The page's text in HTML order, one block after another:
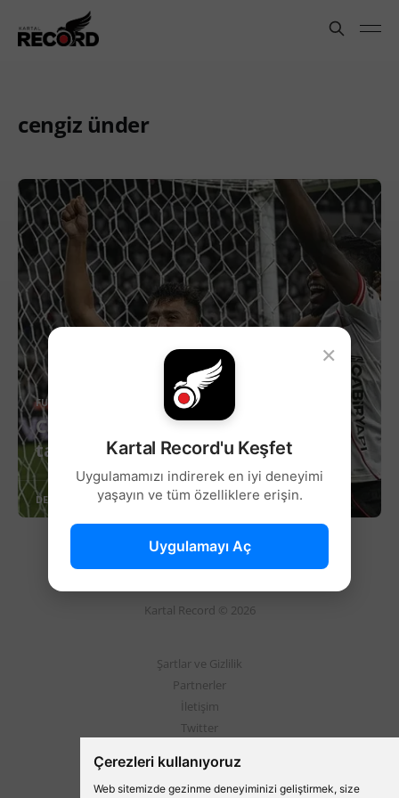
Çerezleri kullanıyoruz
Web sitemizde gezinme deneyiminizi geliştirmek, size
cengiz ünder
FUTBOL
Cengiz Ünder’den derbi öncesi flaş
talep!
DEVAMINI OKU
Kartal Record © 2026
Şartlar ve Gizlilik
Partnerler
İletişim
Twitter
×
Kartal Record'u Keşfet
Uygulamamızı indirerek en iyi deneyimi
yaşayın ve tüm özelliklere erişin.
Uygulamayı Aç